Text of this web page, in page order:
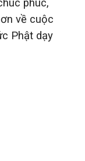
phúc,
về cuộc
Phật dạy